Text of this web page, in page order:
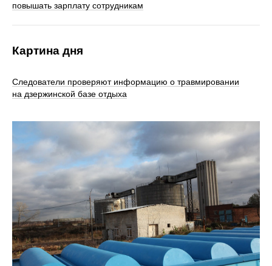
повышать зарплату сотрудникам
Картина дня
Следователи проверяют информацию о травмировании
на дзержинской базе отдыха